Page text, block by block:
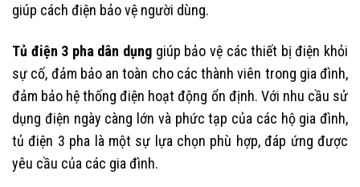
giúp cách điện bảo vệ người dùng.
Tủ điện 3 pha dân dụng giúp bảo vệ các thiết bị điện khỏi
sự cố, đảm bảo an toàn cho các thành viên trong gia đình,
đảm bảo hệ thống điện hoạt động ổn định. Với nhu cầu sử
dụng điện ngày càng lớn và phức tạp của các hộ gia đình,
tủ điện 3 pha là một sự lựa chọn phù hợp, đáp ứng được
yêu cầu của các gia đình.